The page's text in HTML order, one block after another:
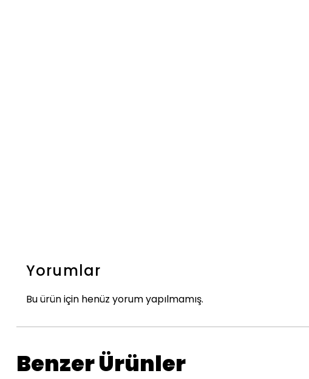
Yorumlar
Bu ürün için henüz yorum yapılmamış.
Benzer Ürünler